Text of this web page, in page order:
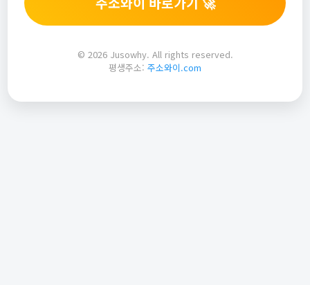
© 2026 Jusowhy. All rights reserved.
평생주소: 주소와이.com